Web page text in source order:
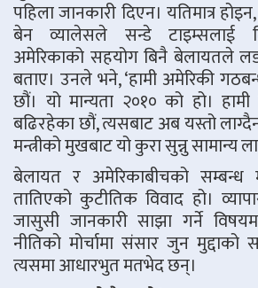
पहिला जानकारी दिएन। यतिमात्र
बेन व्यालेसले सन्डे टाइम्सलाई
अमेरिकाको सहयोग बिनै बेलायतले
बताए। उनले भने, ‘हामी अमेरिकी
छौं। यो मान्यता २०१० को हो।
बढिरहेका छौं, त्यसबाट अब यस्तो
मन्त्रीको मुखबाट यो कुरा सुन्नु सामान्य
बेलायत र अमेरिकाबीचको सम्बन्ध
तातिएको कुटीतिक विवाद हो।
जासुसी जानकारी साझा गर्ने
नीतिको मोर्चामा संसार जुन मुद्दाको
त्यसमा आधारभुत मतभेद छन्।